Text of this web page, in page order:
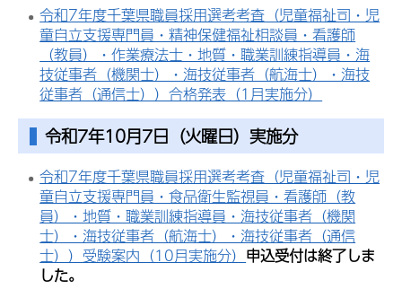
令和7年度千葉県職員採用選考考査（児童福祉司・児
童自立支援専門員・精神保健福祉相談員・看護師
（教員）・作業療法士・地質・職業訓練指導員・海
技従事者（機関士）・海技従事者（航海士）・海技
従事者（通信士））合格発表（1月実施分）
令和7年10月7日（火曜日）実施分
令和7年度千葉県職員採用選考考査（児童福祉司・児
童自立支援専門員・食品衛生監視員・看護師（教
員）・地質・職業訓練指導員・海技従事者（機関
士）・海技従事者（航海士）・海技従事者（通信
士））受験案内（10月実施分） 申込受付は終了しま
した。